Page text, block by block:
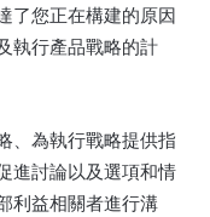
了您正在構建的原因
執行產品戰略的計
、為執行戰略提供指
進討論以及選項和情
利益相關者進行溝